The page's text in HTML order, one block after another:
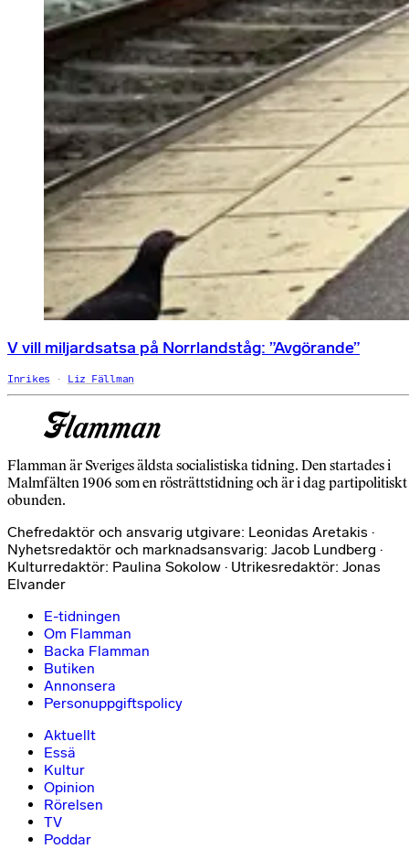
V vill miljardsatsa på Norrlandståg: ”Avgörande”
Inrikes Liz Fällman
Flamman är Sveriges äldsta socialistiska tidning. Den startades i
Malmfälten 1906 som en rösträttstidning och är i dag partipolitiskt
obunden.
Chefredaktör och ansvarig utgivare: Leonidas Aretakis ·
Nyhetsredaktör och marknadsansvarig: Jacob Lundberg ·
Kulturredaktör: Paulina Sokolow · Utrikesredaktör: Jonas
Elvander
E-tidningen
Om Flamman
Backa Flamman
Butiken
Annonsera
Personuppgiftspolicy
Aktuellt
Essä
Kultur
Opinion
Rörelsen
TV
Poddar